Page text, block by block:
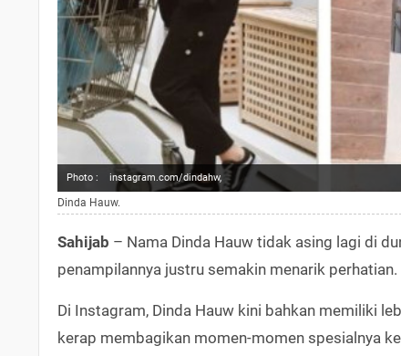
Photo : instagram.com/dindahw,
Dinda Hauw.
Sahijab – Nama Dinda Hauw tidak asing lagi di
penampilannya justru semakin menarik perhatian.
Di Instagram, Dinda Hauw kini bahkan memiliki
kerap membagikan momen-momen spesialnya